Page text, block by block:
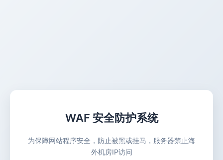
WAF 安全防护系统
为保障网站程序安全，防止被黑或挂马，服务器禁止海
外机房IP访问